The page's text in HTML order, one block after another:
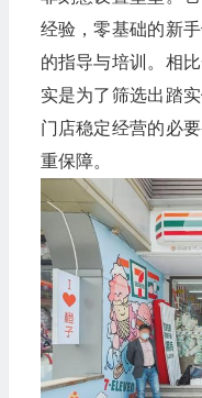
经验，零基础的新
的指导与培训。相
实是为了筛选出踏
门店稳定经营的必
重保障。